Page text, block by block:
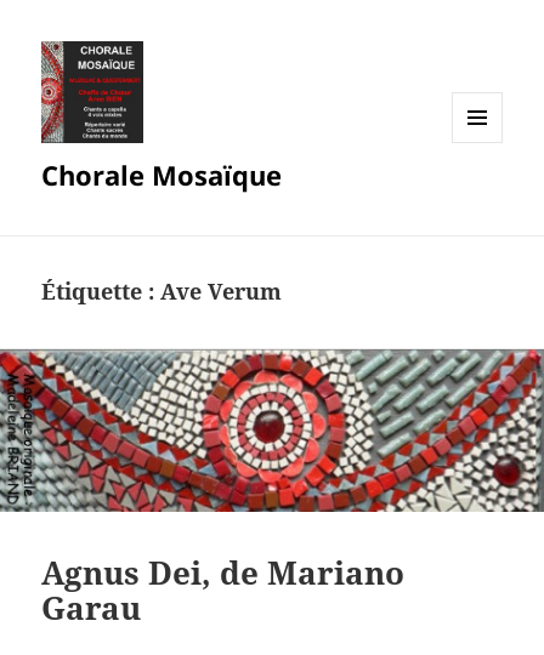
Chorale Mosaïque
Étiquette :Ave Verum
Agnus Dei, de Mariano
Garau